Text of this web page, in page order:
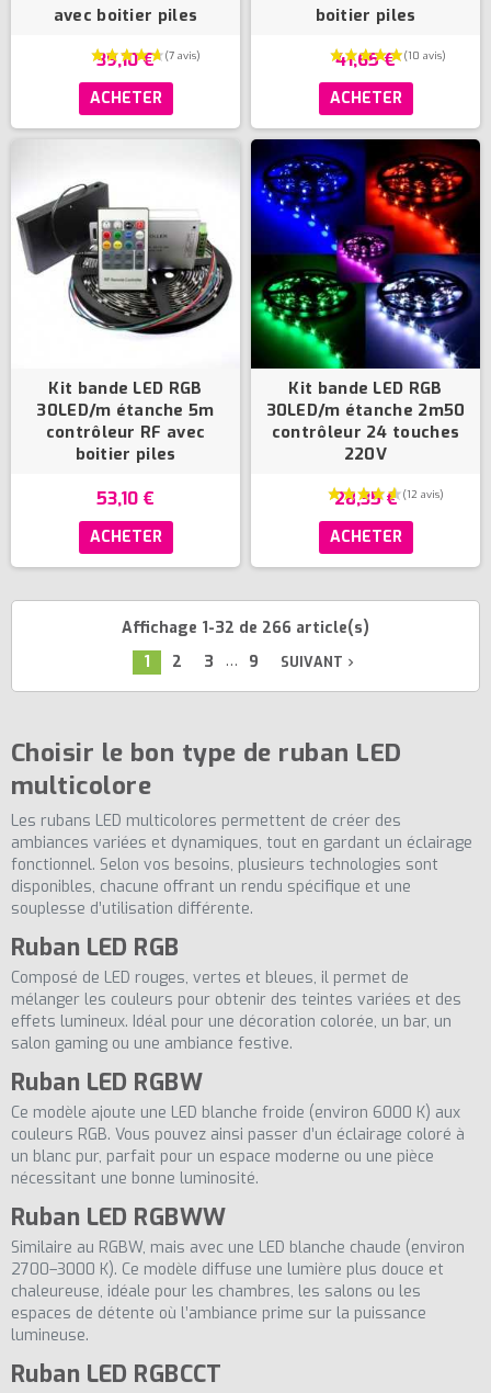
(1 avis)
avec boitier piles
39,10 €
ACHETER
boitier piles
41,65 €
ACHETER
Kit bande LED RGB
30LED/m étanche 5m
contrôleur RF avec
boitier piles
53,10 €
ACHETER
Kit bande LED RGB
30LED/m étanche 2m50
contrôleur 24 touches
220V
28,35 €
ACHETER
Affichage 1-32 de 266 article(s)
1
2 3 … 9 SUIVANT navigate_next
Choisir le bon type de ruban LED
multicolore
Les rubans LED multicolores permettent de créer des
ambiances variées et dynamiques, tout en gardant un éclairage
fonctionnel. Selon vos besoins, plusieurs technologies sont
disponibles, chacune offrant un rendu spécifique et une
souplesse d’utilisation différente.
Ruban LED RGB
Composé de LED rouges, vertes et bleues, il permet de
mélanger les couleurs pour obtenir des teintes variées et des
effets lumineux. Idéal pour une décoration colorée, un bar, un
salon gaming ou une ambiance festive.
Ruban LED RGBW
Ce modèle ajoute une LED blanche froide (environ 6000 K) aux
couleurs RGB. Vous pouvez ainsi passer d’un éclairage coloré à
un blanc pur, parfait pour un espace moderne ou une pièce
nécessitant une bonne luminosité.
Ruban LED RGBWW
Similaire au RGBW, mais avec une LED blanche chaude (environ
2700–3000 K). Ce modèle diffuse une lumière plus douce et
chaleureuse, idéale pour les chambres, les salons ou les
espaces de détente où l’ambiance prime sur la puissance
lumineuse.
Ruban LED RGBCCT